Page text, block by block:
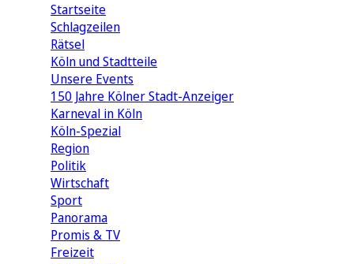
Startseite
Schlagzeilen
Rätsel
Köln und Stadtteile
Unsere Events
150 Jahre Kölner Stadt-Anzeiger
Karneval in Köln
Köln-Spezial
Region
Politik
Wirtschaft
Sport
Panorama
Promis & TV
Freizeit